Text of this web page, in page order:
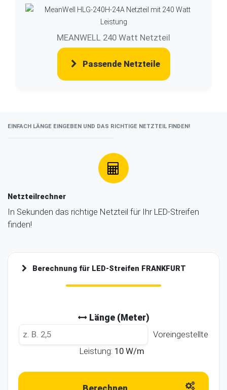
MEANWELL 240 Watt Netzteil
Passende Netzteile
EINFACH LÄNGE EINGEBEN UND DAS RICHTIGE NETZTEIL FINDEN!
Netzteilrechner
In Sekunden das richtige Netzteil für Ihr LED-Streifen
finden!
Berechnung für LED-Streifen FRANKFURT
Länge (Meter)
Voreingestellte
Leistung: 10W/m